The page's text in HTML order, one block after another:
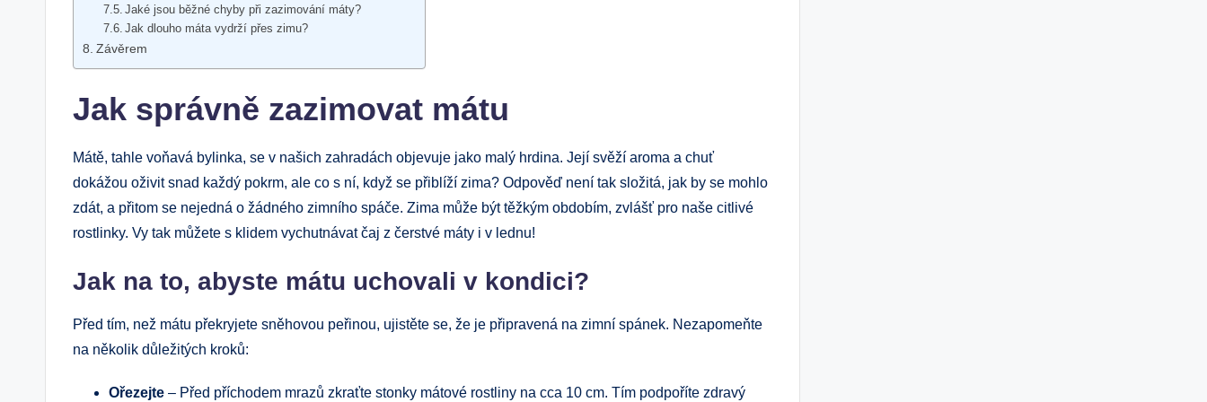
Jaké jsou běžné chyby při zazimování máty?
Jak dlouho máta vydrží přes zimu?
Závěrem
Jak správně zazimovat mátu
Mátě, tahle voňavá bylinka, se v našich zahradách objevuje jako malý hrdina. Její svěží aroma a chuť
dokážou oživit snad každý pokrm, ale co s ní, když se přiblíží zima? Odpověď není tak složitá, jak by se mohlo
zdát, a přitom se nejedná o žádného zimního spáče. Zima může být těžkým obdobím, zvlášť pro naše citlivé
rostlinky. Vy tak můžete s klidem vychutnávat čaj z čerstvé máty i v lednu!
Jak na to, abyste mátu uchovali v kondici?
Před tím, než mátu překryjete sněhovou peřinou, ujistěte se, že je připravená na zimní spánek. Nezapomeňte
na několik důležitých kroků:
Ořezejte – Před příchodem mrazů zkraťte stonky mátové rostliny na cca 10 cm. Tím podpoříte zdravý